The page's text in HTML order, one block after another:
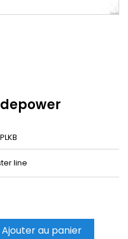
PLKB
line
Ajouter au panier